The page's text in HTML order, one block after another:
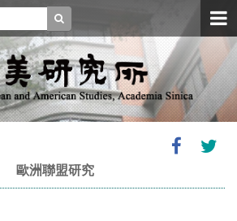
歐洲聯盟研究